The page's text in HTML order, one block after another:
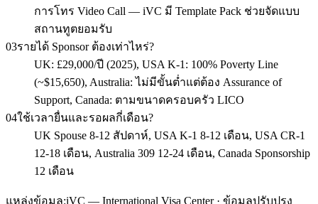
การโทร Video Call — iVC มี Template Pack ช่วยจัดแบบ
สถานทูตยอมรับ
03รายได้ Sponsor ต้องเท่าไหร่?
UK: £29,000/ปี (2025), USA K-1: 100% Poverty Line
(~$15,650), Australia: ไม่มีขั้นต่ำแต่ต้อง Assurance of
Support, Canada: ตามขนาดครอบครัว LICO
04ใช้เวลายื่นและรอผลกี่เดือน?
UK Spouse 8-12 สัปดาห์, USA K-1 8-12 เดือน, USA CR-1
12-18 เดือน, Australia 309 12-24 เดือน, Canada Sponsorship
12 เดือน
แหล่งข้อมูล:iVC — International Visa Center · ข้อมูลปรับปรุง